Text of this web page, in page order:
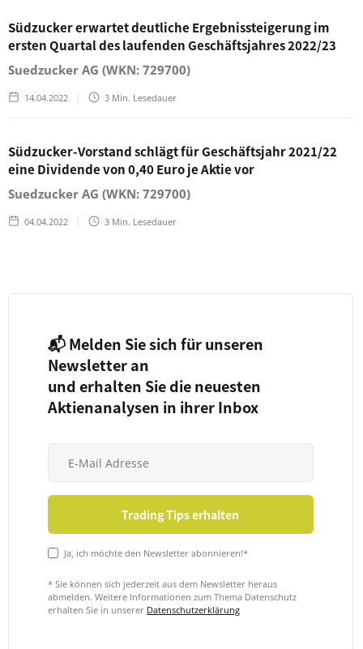
​​​​​​​Südzucker erwartet deutliche Ergebnissteigerung im
ersten Quartal des laufenden Geschäftsjahres 2022/23
Suedzucker AG (WKN: 729700)
14.04.2022 3 Min. Lesedauer
Südzucker-Vorstand schlägt für Geschäftsjahr 2021/22
eine Dividende von 0,40 Euro je Aktie vor
Suedzucker AG (WKN: 729700)
04.04.2022 3 Min. Lesedauer
📬 Melden Sie sich für unseren
Newsletter an
und erhalten Sie die neuesten
Aktienanalysen in ihrer Inbox
Ja, ich möchte den Newsletter abonnieren!*
* Sie können sich jederzeit aus dem Newsletter heraus
abmelden. Weitere Informationen zum Thema Datenschutz
erhalten Sie in unserer Datenschutzerklärung